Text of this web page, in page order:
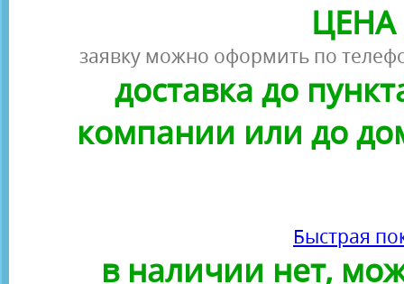
ЦЕНА
заявку можно оформить по
доставка до
компании или до
Быстрая
в наличии нет,